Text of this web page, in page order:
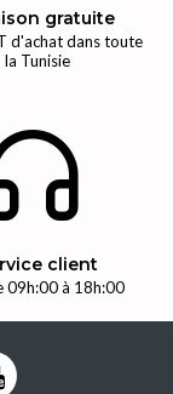
gratuite
d'achat dans toute
la Tunisie
client
09h:00 à 18h:00